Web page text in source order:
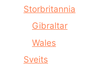
Storbritannia
Gibraltar
Wales
Sveits